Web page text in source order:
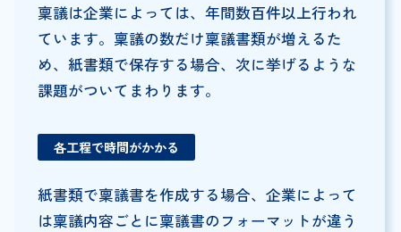
稟議は企業によっては、年間数百件以上行われ
ています。稟議の数だけ稟議書類が増えるた
め、紙書類で保存する場合、次に挙げるような
課題がついてまわります。
各工程で時間がかかる
紙書類で稟議書を作成する場合、企業によって
は稟議内容ごとに稟議書のフォーマットが違う